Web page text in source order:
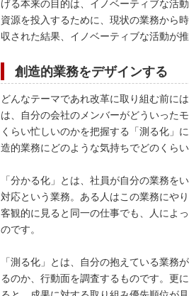
げる本来の目的は、イノベーティブな活
資源を投入するために、現状の業務から
収された結果、イノベーティブな活動が
創造的業務をデザインする
どんなテーマであれ改革に取り組む前に
は、自分の会社のメンバーがどういった
くらい忙しいのかを把握する「測る化」
造的業務にどのような気持ちでどのくら
「分かる化」とは、社員が自分の業務を
対応という業務。ある人はこの業務にや
客観的に見ると同一の仕事でも、人によ
のです。
「測る化」とは、自分の抱えている業務
るのか、行動面を調査するものです。更